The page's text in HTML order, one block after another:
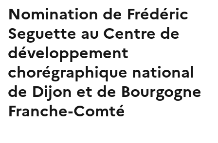
Nomination de Frédéric
Seguette au Centre de
développement
chorégraphique national
de Dijon et de Bourgogne
Franche-Comté